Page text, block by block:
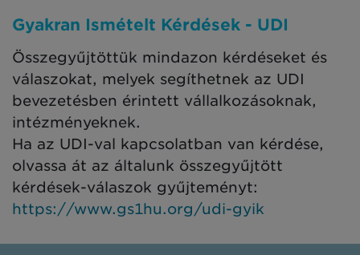
Gyakran Ismételt Kérdések - UDI
Összegyűjtöttük mindazon kérdéseket és
válaszokat, melyek segíthetnek az UDI
bevezetésben érintett vállalkozásoknak,
intézményeknek.
Ha az UDI-val kapcsolatban van kérdése,
olvassa át az általunk összegyűjtött
kérdések-válaszok gyűjteményt:
https://www.gs1hu.org/udi-gyik